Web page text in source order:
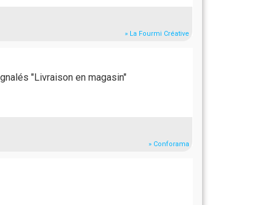
» La Fourmi Créative
"Livraison en magasin"
» Conforama